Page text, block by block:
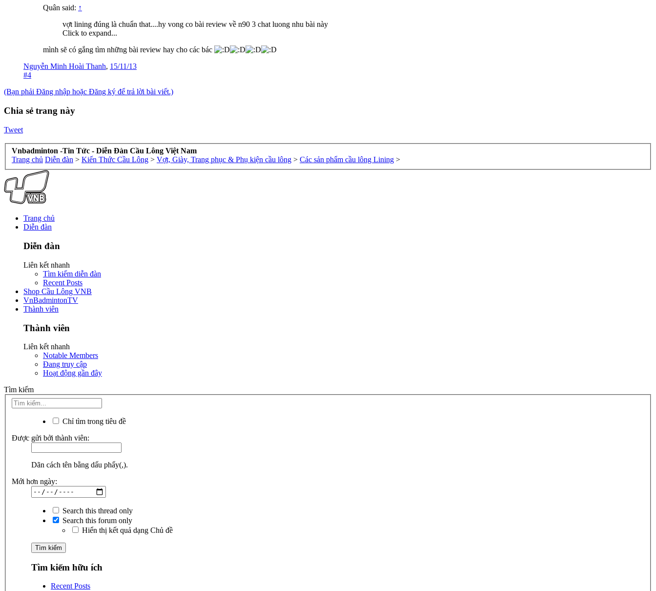
Quân said: ↑
vợt lining đúng là chuẩn that....hy vong co bài review về n90 3 chat luong nhu bài này
Click to expand...
mình sẽ có gắng tìm những bài review hay cho các bác
Nguyễn Minh Hoài Thanh, 15/11/13
#4
(Bạn phải Đăng nhập hoặc Đăng ký để trả lời bài viết.)
Chia sẻ trang này
Tweet
Vnbadminton -Tin Tức - Diễn Đàn Cầu Lông Việt Nam
Trang chủ Diễn đàn > Kiến Thức Cầu Lông > Vợt, Giày, Trang phục & Phụ kiện cầu lông > Các sản phẩm cầu lông Lining >
Trang chủ
Diễn đàn
Diễn đàn
Liên kết nhanh
Tìm kiếm diễn đàn
Recent Posts
Shop Cầu Lông VNB
VnBadmintonTV
Thành viên
Thành viên
Liên kết nhanh
Notable Members
Đang truy cập
Hoạt động gần đây
Tìm kiếm
Chỉ tìm trong tiêu đề
Được gửi bởi thành viên:
Dãn cách tên bằng dấu phẩy(,).
Mới hơn ngày:
Search this thread only
Search this forum only
Hiển thị kết quả dạng Chủ đề
Tìm kiếm hữu ích
Recent Posts